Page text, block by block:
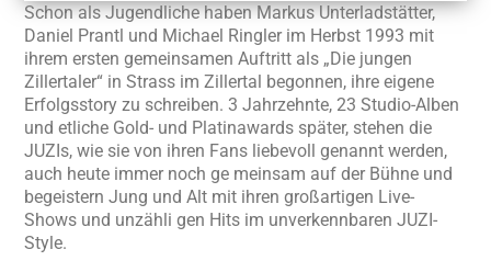
Schon als Jugendliche haben Markus Unterladstätter,
Daniel Prantl und Michael Ringler im Herbst 1993 mit
ihrem ersten gemeinsamen Auftritt als „Die jungen
Zillertaler“ in Strass im Zillertal begonnen, ihre eigene
Erfolgsstory zu schreiben. 3 Jahrzehnte, 23 Studio-Alben
und etliche Gold- und Platinawards später, stehen die
JUZIs, wie sie von ihren Fans liebevoll genannt werden,
auch heute immer noch ge meinsam auf der Bühne und
begeistern Jung und Alt mit ihren großartigen Live-
Shows und unzähli gen Hits im unverkennbaren JUZI-
Style.